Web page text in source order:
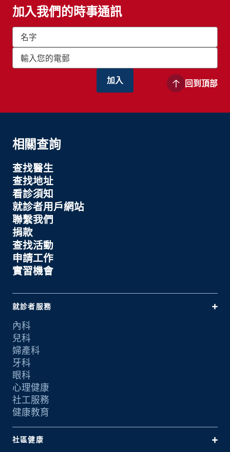
加入我們的時事通訊
回到頂部
相關查詢
查找醫生
查找地址
看診須知
就診者用戶網站
聯繫我們
捐款
查找活動
申請工作
實習機會
就診者服務
內科
兒科
婦產科
牙科
眼科
心理健康
社工服務
健康教育
社區健康